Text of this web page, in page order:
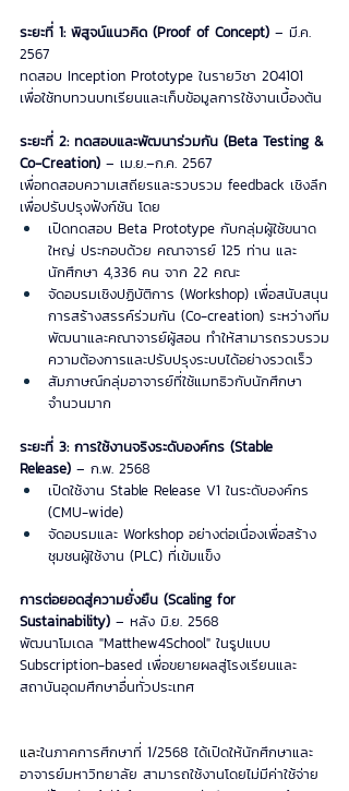
ระยะที่ 1: พิสูจน์แนวคิด (Proof of Concept) – มี.ค.
2567
ทดสอบ Inception Prototype ในรายวิชา 204101
เพื่อใช้ทบทวนบทเรียนและเก็บข้อมูลการใช้งานเบื้องต้น
ระยะที่ 2: ทดสอบและพัฒนาร่วมกัน (Beta Testing &
Co-Creation) – เม.ย.–ก.ค. 2567
เพื่อทดสอบความเสถียรและรวบรวม feedback เชิงลึก
เพื่อปรับปรุงฟังก์ชัน โดย
เปิดทดสอบ Beta Prototype กับกลุ่มผู้ใช้ขนาด
ใหญ่ ประกอบด้วย คณาจารย์ 125 ท่าน และ
นักศึกษา 4,336 คน จาก 22 คณะ
จัดอบรมเชิงปฏิบัติการ (Workshop) เพื่อสนับสนุน
การสร้างสรรค์ร่วมกัน (Co-creation) ระหว่างทีม
พัฒนาและคณาจารย์ผู้สอน ทำให้สามารถรวบรวม
ความต้องการและปรับปรุงระบบได้อย่างรวดเร็ว
สัมภาษณ์กลุ่มอาจารย์ที่ใช้แมทธิวกับนักศึกษา
จำนวนมาก
ระยะที่ 3: การใช้งานจริงระดับองค์กร (Stable
Release) – ก.พ. 2568
เปิดใช้งาน Stable Release V1 ในระดับองค์กร
(CMU-wide)
จัดอบรมและ Workshop อย่างต่อเนื่องเพื่อสร้าง
ชุมชนผู้ใช้งาน (PLC) ที่เข้มแข็ง
การต่อยอดสู่ความยั่งยืน (Scaling for
Sustainability) – หลัง มิ.ย. 2568
พัฒนาโมเดล "Matthew4School" ในรูปแบบ
Subscription-based เพื่อขยายผลสู่โรงเรียนและ
สถาบันอุดมศึกษาอื่นทั่วประเทศ
และในภาคการศึกษาที่ 1/2568 ได้เปิดให้นักศึกษาและ
อาจารย์มหาวิทยาลัย สามารถใช้งานโดยไม่มีค่าใช้จ่าย